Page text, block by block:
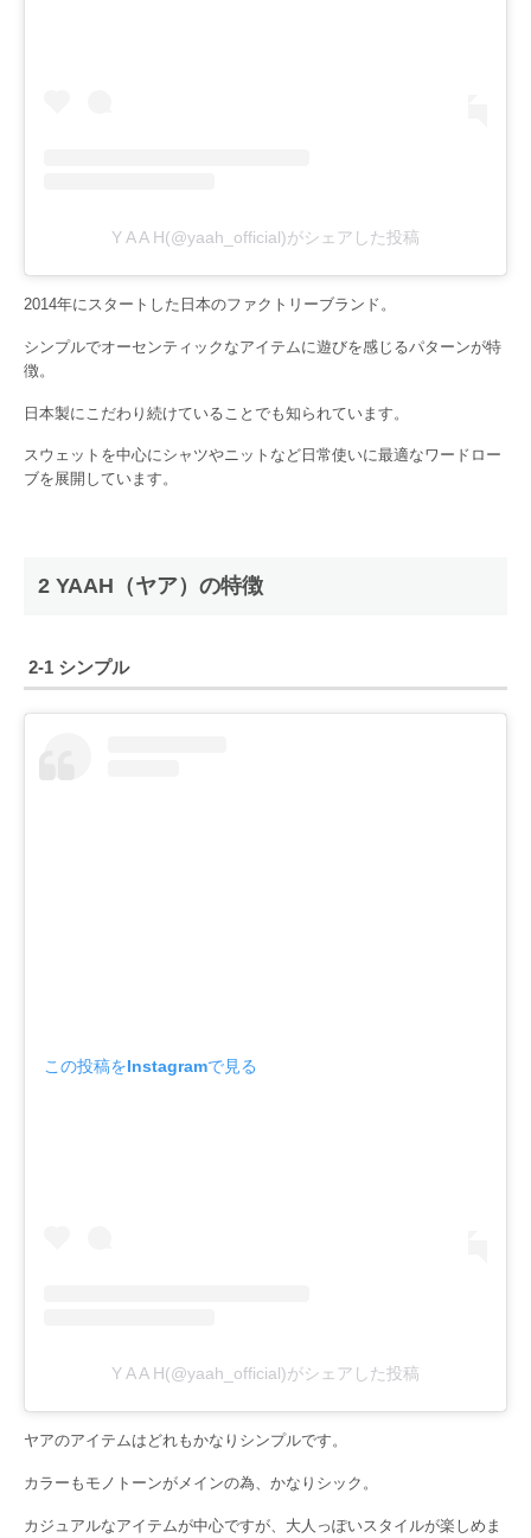
Y A A H(@yaah_official)がシェアした投稿
2014年にスタートした日本のファクトリーブランド。
シンプルでオーセンティックなアイテムに遊びを感じるパターンが特
徴。
日本製にこだわり続けていることでも知られています。
スウェットを中心にシャツやニットなど日常使いに最適なワードロー
ブを展開しています。
2 YAAH（ヤア）の特徴
2-1 シンプル
この投稿をInstagramで見る
Y A A H(@yaah_official)がシェアした投稿
ヤアのアイテムはどれもかなりシンプルです。
カラーもモノトーンがメインの為、かなりシック。
カジュアルなアイテムが中心ですが、大人っぽいスタイルが楽しめま